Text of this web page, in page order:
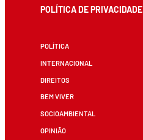
POLÍTICA DE PRIVACIDADE
POLÍTICA
INTERNACIONAL
DIREITOS
BEM VIVER
SOCIOAMBIENTAL
OPINIÃO